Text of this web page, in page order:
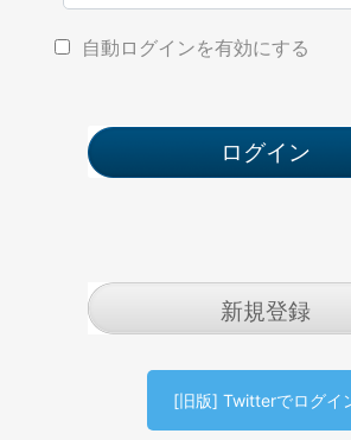
自動ログインを有効にする
新規登録
[旧版] Twitterでログイ